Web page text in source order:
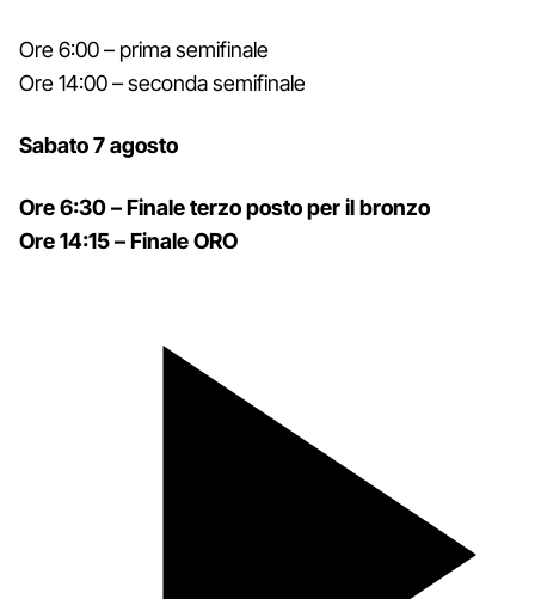
Ore 6:00 – prima semifinale
Ore 14:00 – seconda semifinale
Sabato 7 agosto
Ore 6:30 – Finale terzo posto per il bronzo
Ore 14:15 – Finale ORO